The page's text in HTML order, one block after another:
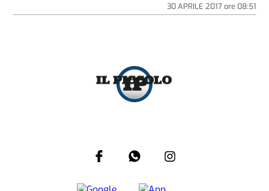
30 APRILE 2017ore 08:51